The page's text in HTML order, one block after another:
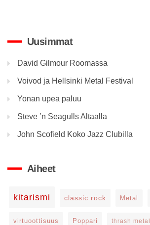
Uusimmat
David Gilmour Roomassa
Voivod ja Hellsinki Metal Festival
Yonan upea paluu
Steve ’n Seagulls Altaalla
John Scofield Koko Jazz Clubilla
Aiheet
kitarismi classic rock Metal
virtuoottisuus Poppari thrash metal